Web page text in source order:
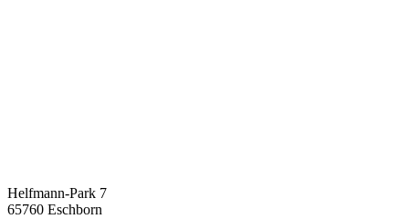
Helfmann-Park 7
65760 Eschborn